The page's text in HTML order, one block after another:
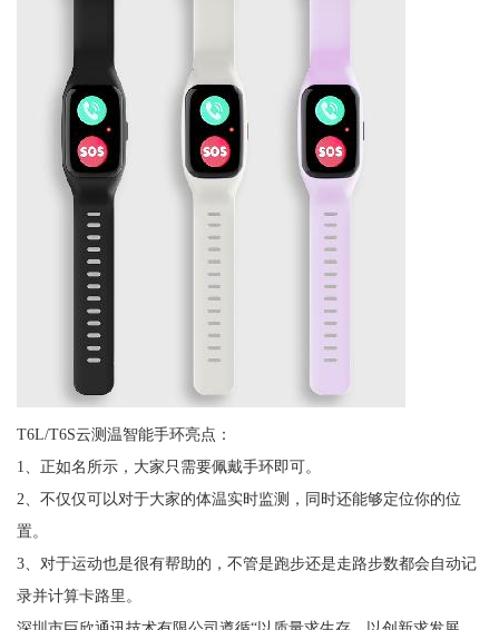
T6L/T6S云测温智能手环亮点：
1、正如名所示，大家只需要佩戴手环即可。
2、不仅仅可以对于大家的体温实时监测，同时还能够定位你的位
置。
3、对于运动也是很有帮助的，不管是跑步还是走路步数都会自动记
录并计算卡路里。